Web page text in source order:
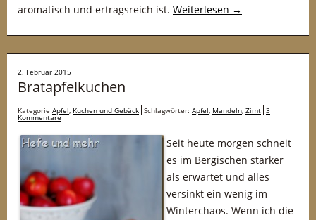
aromatisch und ertragsreich ist. Weiterlesen →
2. Februar 2015
Bratapfelkuchen
Kategorie Apfel, Kuchen und Gebäck Schlagwörter: Apfel, Mandeln, Zimt 3
Kommentare
Seit heute morgen schneit
es im Bergischen stärker
als erwartet und alles
versinkt ein wenig im
Winterchaos. Wenn ich die